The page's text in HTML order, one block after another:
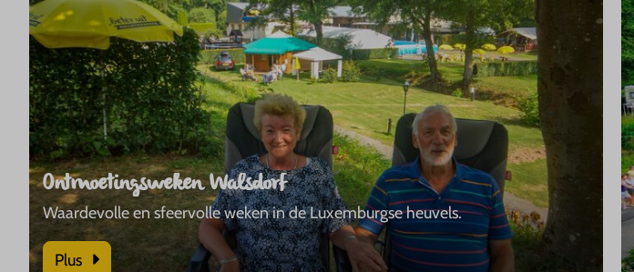
Ontmoetingsweken Walsdorf
Waardevolle en sfeervolle weken in de Luxemburgse heuvels.
Plus